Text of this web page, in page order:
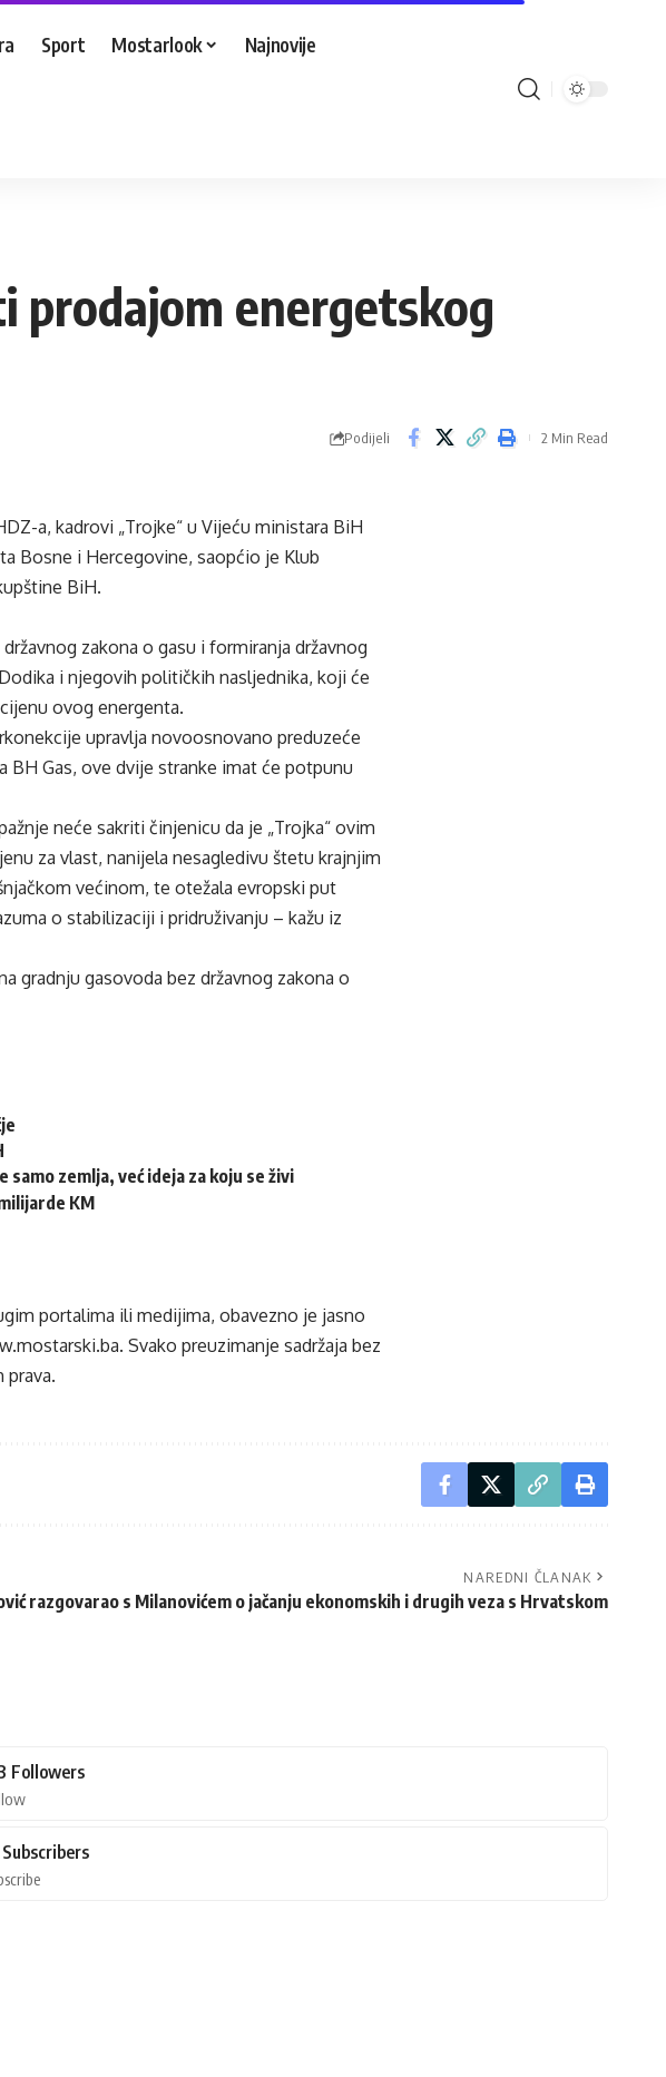
Sport Mostarlook Najnovije
prodajom energetskog
Podijeli 2 Min Read
a, kadrovi „Trojke“ u Vijeću ministara BiH
Bosne i Hercegovine, saopćio je Klub
BiH.
zakona o gasu i formiranja državnog
i njegovih političkih nasljednika, koji će
ovog energenta.
upravlja novoosnovano preduzeće
Gas, ove dvije stranke imat će potpunu
neće sakriti činjenicu da je „Trojka“ ovim
za vlast, nanijela nesagledivu štetu krajnjim
većinom, te otežala evropski put
o stabilizaciji i pridruživanju – kažu iz
gradnju gasovoda bez državnog zakona o
zemlja, već ideja za koju se živi
KM
portalima ili medijima, obavezno je jasno
. Svako preuzimanje sadržaja bez
prava.
NAREDNI ČLANAK
razgovarao s Milanovićem o jačanju ekonomskih i drugih veza s Hrvatskom
Followers
Subscribers